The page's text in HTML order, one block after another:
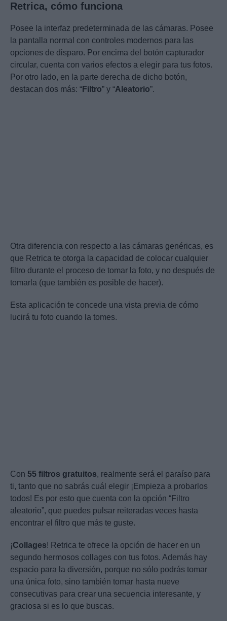
Retrica, cómo funciona
Posee la interfaz predeterminada de las cámaras. Posee
la pantalla normal con controles modernos para las
opciones de disparo. Por encima del botón capturador
circular, cuenta con varios efectos a elegir para tus fotos.
Por otro lado, en la parte derecha de dicho botón,
destacan dos más: “Filtro” y “Aleatorio”.
Otra diferencia con respecto a las cámaras genéricas, es
que Retrica te otorga la capacidad de colocar cualquier
filtro durante el proceso de tomar la foto, y no después de
tomarla (que también es posible de hacer).
Esta aplicación te concede una vista previa de cómo
lucirá tu foto cuando la tomes.
Con 55 filtros gratuitos, realmente será el paraíso para
ti, tanto que no sabrás cuál elegir ¡Empieza a probarlos
todos! Es por esto que cuenta con la opción “Filtro
aleatorio”, que puedes pulsar reiteradas veces hasta
encontrar el filtro que más te guste.
¡Collages! Retrica te ofrece la opción de hacer en un
segundo hermosos collages con tus fotos. Además hay
espacio para la diversión, porque no sólo podrás tomar
una única foto, sino también tomar hasta nueve
consecutivas para crear una secuencia interesante, y
graciosa si es lo que buscas.